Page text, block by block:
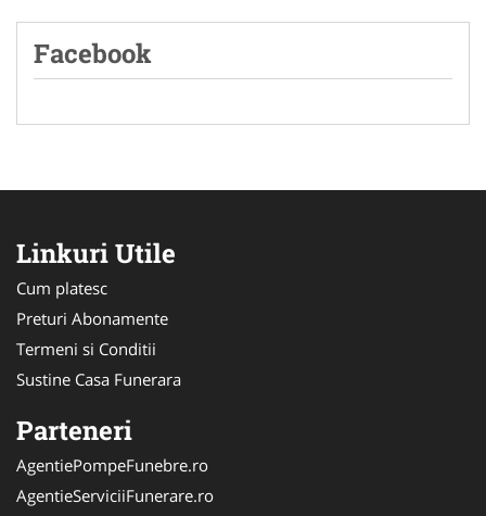
Facebook
Linkuri Utile
Cum platesc
Preturi Abonamente
Termeni si Conditii
Sustine Casa Funerara
Parteneri
AgentiePompeFunebre.ro
AgentieServiciiFunerare.ro